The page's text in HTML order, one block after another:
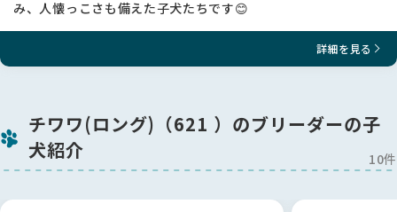
み、人懐っこさも備えた子犬たちです😊
詳細を見る
チワワ(ロング)（621 ）のブリーダーの子
犬紹介
10件